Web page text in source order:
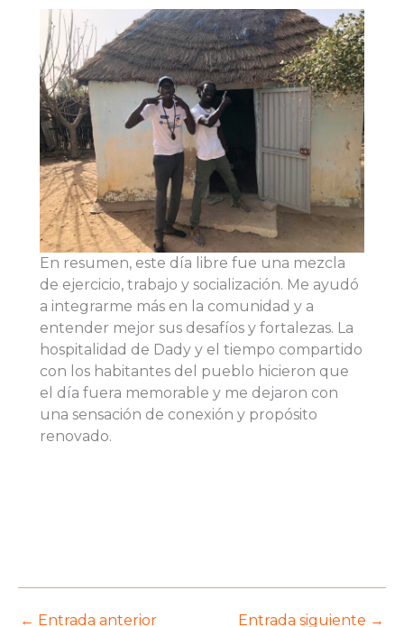
En resumen, este día libre fue una mezcla
de ejercicio, trabajo y socialización. Me ayudó
a integrarme más en la comunidad y a
entender mejor sus desafíos y fortalezas. La
hospitalidad de Dady y el tiempo compartido
con los habitantes del pueblo hicieron que
el día fuera memorable y me dejaron con
una sensación de conexión y propósito
renovado.
← Entrada anterior Entrada siguiente →